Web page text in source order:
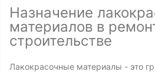
Назначение
материалов в
строительстве
Лакокрасочные материалы - это